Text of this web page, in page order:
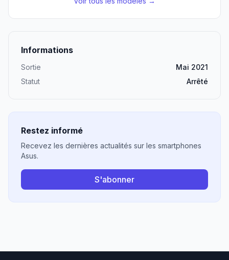
Informations
Sortie
Mai 2021
Statut
Arrêté
Restez informé
Recevez les dernières actualités sur les smartphones
Asus.
S'abonner